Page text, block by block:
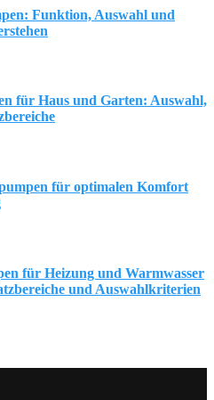
Funktion, Auswahl und
für Haus und Garten: Auswahl,
für optimalen Komfort
für Heizung und Warmwasser
und Auswahlkriterien